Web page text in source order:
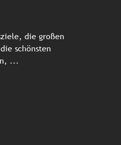
die großen
schönsten
...